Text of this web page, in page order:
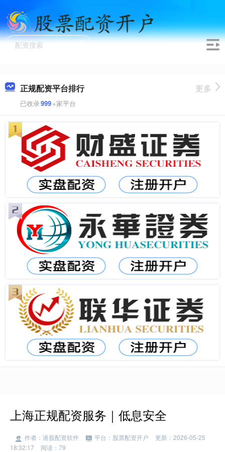
正规配资平台排行
已收录999+家平台
更多
上海正规配资服务｜低息安全
作者：港股配资软件 平台：股票配资开户
更新：2026-05-25
18:32:17
阅读：79